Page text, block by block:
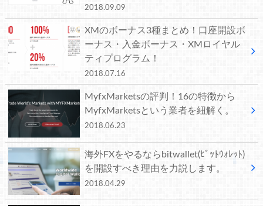
2018.09.09
XMのボーナス3種まとめ！口座開設ボ
ーナス・入金ボーナス・XMロイヤル
ティプログラム！
2018.07.16
MyfxMarketsの評判！16の特徴から
MyfxMarketsという業者を紐解く。
2018.06.23
海外FXをやるならbitwallet(ﾋﾞｯﾄｳｫﾚｯﾄ)
を開設すべき理由を力説します。
2018.04.29